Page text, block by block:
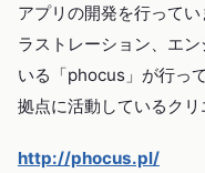
アプリの開発を行って
ラストレーション、エ
いる「phocus」が行っ
拠点に活動しているクリ
http://phocus.pl/